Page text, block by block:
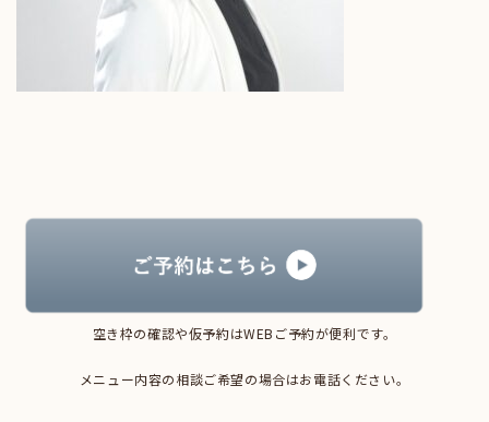
空き枠の確認や仮予約はWEBご予約が便利です。
メニュー内容の相談ご希望の場合はお電話ください。